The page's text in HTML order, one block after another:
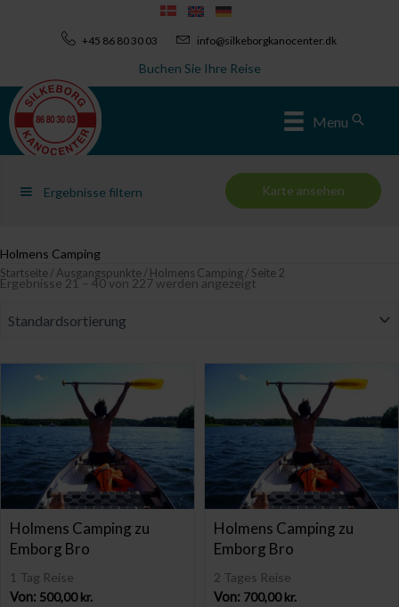
+45 86 80 30 03 info@silkeborgkanocenter.dk
Buchen Sie Ihre Reise
Menu
Ergebnisse filtern Karte ansehen
Holmens Camping
Startseite/ Ausgangspunkte/ Holmens Camping/ Seite 2
Ergebnisse 21 – 40 von 227 werden angezeigt
Holmens Camping zu
Emborg Bro
1 Tag Reise
Von: 500,00kr.
Holmens Camping zu
Emborg Bro
2 Tages Reise
Von: 700,00kr.